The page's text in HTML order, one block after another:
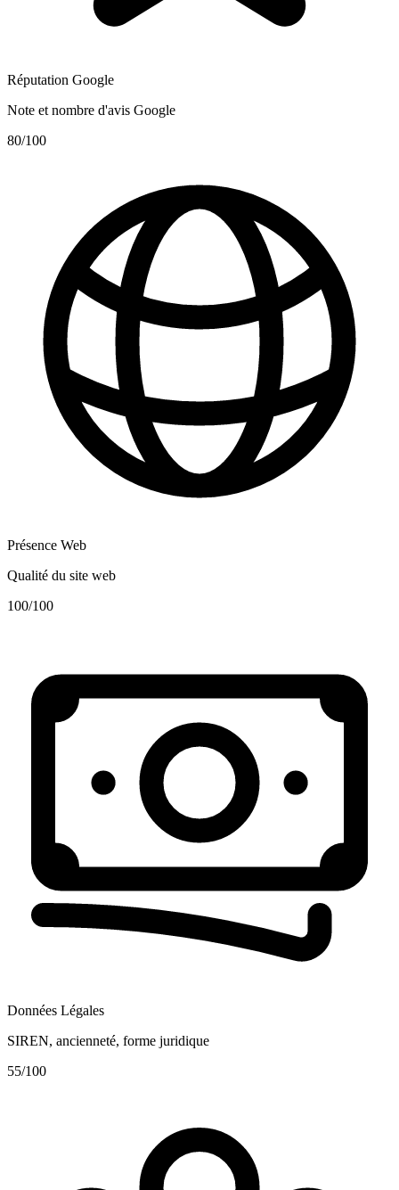
Réputation Google
Note et nombre d'avis Google
80/100
Présence Web
Qualité du site web
100/100
Données Légales
SIREN, ancienneté, forme juridique
55/100